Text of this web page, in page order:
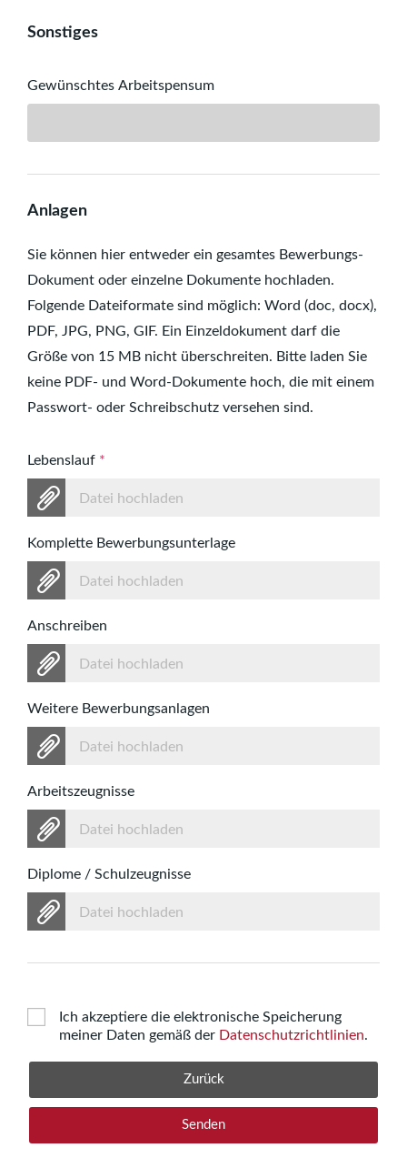
Sonstiges
Gewünschtes Arbeitspensum
Anlagen
Sie können hier entweder ein gesamtes Bewerbungs-
Dokument oder einzelne Dokumente hochladen.
Folgende Dateiformate sind möglich: Word (doc, docx),
PDF, JPG, PNG, GIF. Ein Einzeldokument darf die
Größe von 15 MB nicht überschreiten. Bitte laden Sie
keine PDF- und Word-Dokumente hoch, die mit einem
Passwort- oder Schreibschutz versehen sind.
Lebenslauf *
Datei hochladen
Komplette Bewerbungsunterlage
Datei hochladen
Anschreiben
Datei hochladen
Weitere Bewerbungsanlagen
Datei hochladen
Arbeitszeugnisse
Datei hochladen
Diplome / Schulzeugnisse
Datei hochladen
Ich akzeptiere die elektronische Speicherung
meiner Daten gemäß der Datenschutzrichtlinien.
Zurück
Senden